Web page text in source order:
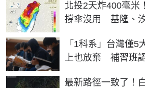
北投2天炸400毫米
撐傘沒用 基隆、
「1科系」台灣僅5
上也放棄 補習班
最新路徑一致了！